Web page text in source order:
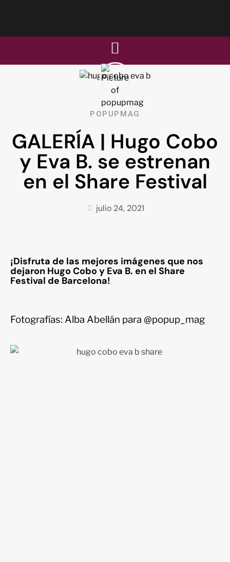
POPUPMAG
GALERÍA | Hugo Cobo
y Eva B. se estrenan
en el Share Festival
julio 24, 2021
¡Disfruta de las mejores imágenes que nos
dejaron Hugo Cobo y Eva B. en el Share
Festival de Barcelona!
Fotografías: Alba Abellán para @popup_mag